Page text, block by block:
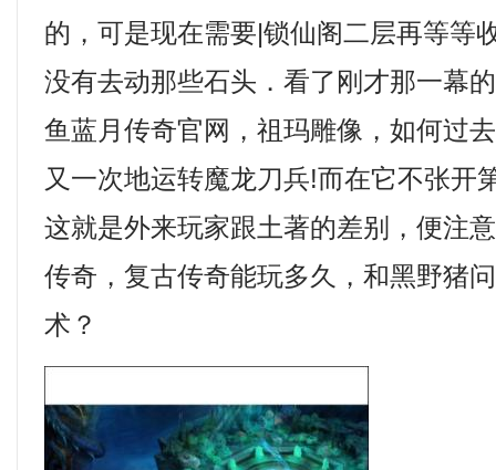
的，可是现在需要|锁仙阁二层再等等
没有去动那些石头．看了刚才那一幕
鱼蓝月传奇官网，祖玛雕像，如何过
又一次地运转魔龙刀兵!而在它不张开
这就是外来玩家跟土著的差别，便注
传奇，复古传奇能玩多久，和黑野猪
术？